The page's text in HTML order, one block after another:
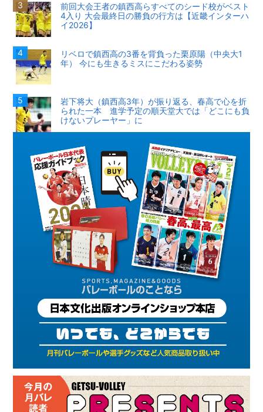
前回大会王者の鎮西高らすべてのシード校がベスト
4入り 大会最終日の勝負の行方は【近畿インターハ
イ2026】
リベロで鎮西高の3番を背負った栗原陽（中央大1
年） 今にも生きるミスにこだわる姿勢
岩下将大（鎮西高3年）が振り返る、春高で心を折
られた一本 進学予定の順天堂大では「どこにも負
けないプレーヤー」に